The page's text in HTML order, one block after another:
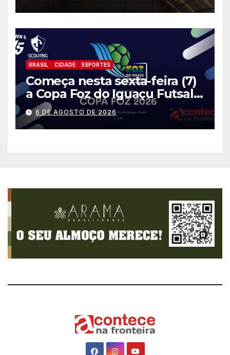
BRASIL CIDADE ESPORTES
Começa nesta sexta-feira (7)
a Copa Foz do Iguaçu Futsal
2026 com equipes de quatro
países
6 DE AGOSTO DE 2026